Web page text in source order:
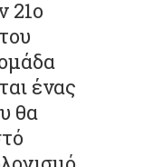
21ο
ένας
θα